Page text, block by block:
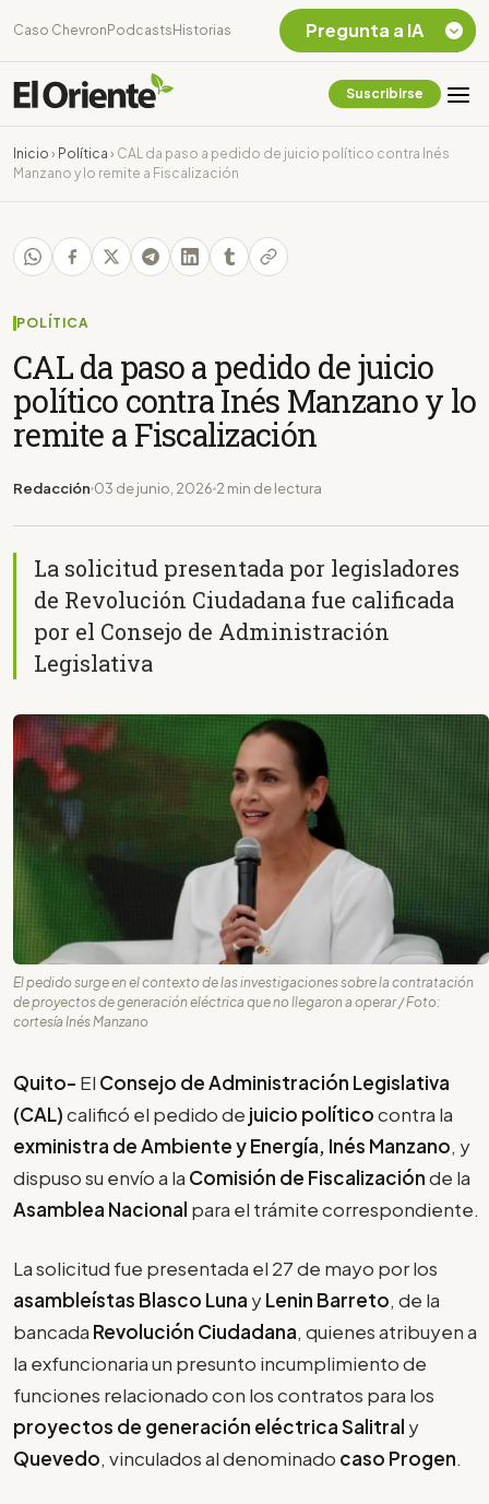
Caso Chevron Podcasts Historias
Suscribirse
Inicio › Política › CAL da paso a pedido de juicio político contra Inés
Manzano y lo remite a Fiscalización
POLÍTICA
CAL da paso a pedido de juicio
político contra Inés Manzano y lo
remite a Fiscalización
Redacción 03 de junio, 2026 2 min de lectura
La solicitud presentada por legisladores
de Revolución Ciudadana fue calificada
por el Consejo de Administración
Legislativa
El pedido surge en el contexto de las investigaciones sobre la contratación
de proyectos de generación eléctrica que no llegaron a operar / Foto:
cortesía Inés Manzano
Quito- El Consejo de Administración Legislativa
(CAL)calificó el pedido de juicio políticocontra la
exministra de Ambiente y Energía, Inés Manzano, y
dispuso su envío a la Comisión de Fiscalizaciónde la
Asamblea Nacional para el trámite correspondiente.
La solicitud fue presentada el 27 de mayo por los
asambleístas Blasco Luna yLenin Barreto, de la
bancada Revolución Ciudadana, quienes atribuyen a
la exfuncionaria un presunto incumplimiento de
funciones relacionado con los contratos para los
proyectos de generación eléctrica Salitral y
Quevedo, vinculados al denominado caso Progen.
Pregunta a IA
Chevron Ecuador